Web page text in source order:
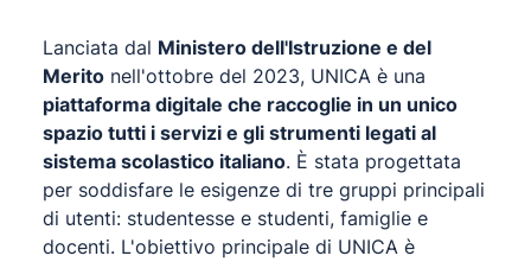
Lanciata dal Ministero dell'Istruzione e del
Merito nell'ottobre del 2023, UNICA è una
piattaforma digitale che raccoglie in un unico
spazio tutti i servizi e gli strumenti legati al
sistema scolastico italiano. È stata progettata
per soddisfare le esigenze di tre gruppi principali
di utenti: studentesse e studenti, famiglie e
docenti. L'obiettivo principale di UNICA è